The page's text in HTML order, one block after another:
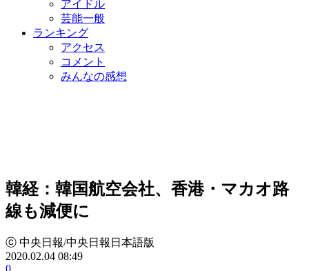
アイドル
芸能一般
ランキング
アクセス
コメント
みんなの感想
韓経：韓国航空会社、香港・マカオ路
線も減便に
ⓒ 中央日報/中央日報日本語版
2020.02.04 08:49
0